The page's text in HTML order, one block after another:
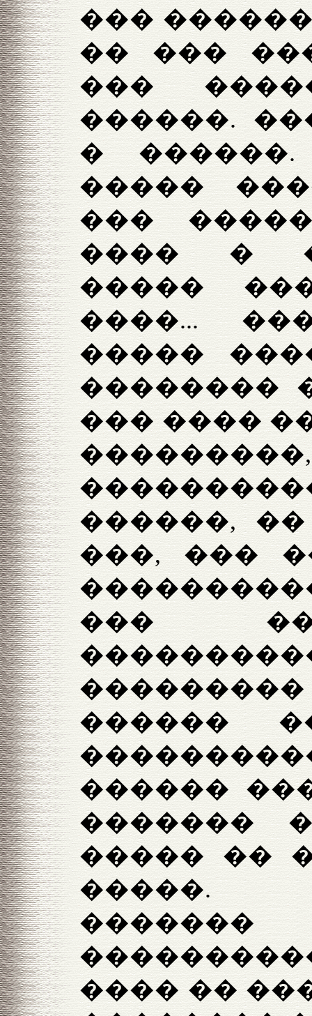
���
�� ���
���
������.
�
�����
���
���� �
�����
����...
�����
��������
��� ����
������,
���, ���
���
������
������
�������
����� ��
�����.
���� ��